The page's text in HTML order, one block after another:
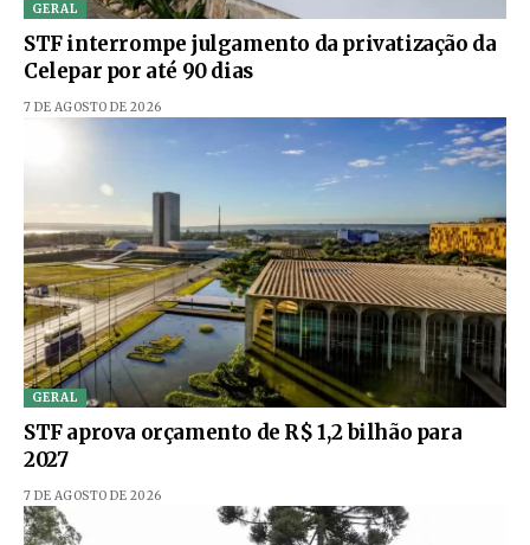
GERAL
STF interrompe julgamento da privatização da
Celepar por até 90 dias
7 DE AGOSTO DE 2026
GERAL
STF aprova orçamento de R$ 1,2 bilhão para
2027
7 DE AGOSTO DE 2026